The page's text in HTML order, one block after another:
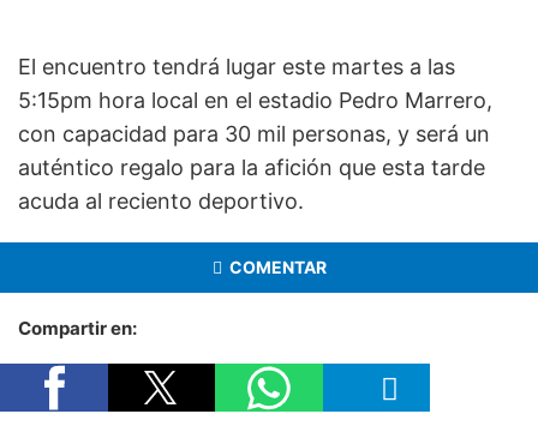
El encuentro tendrá lugar este martes a las
5:15pm hora local en el estadio Pedro Marrero,
con capacidad para 30 mil personas, y será un
auténtico regalo para la afición que esta tarde
acuda al reciento deportivo.
COMENTAR
Compartir en: